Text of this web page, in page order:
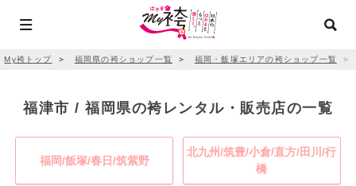
My袴トップ ＞ 福岡県の袴ショップ一覧 ＞ 福岡・飯塚エリアの袴ショップ一覧 ＞
福津市 / 福岡県の袴レンタル・販売店の一覧
福岡/飯塚/春日/筑紫野
北九州/筑豊/小倉/直方/田川/行
橋